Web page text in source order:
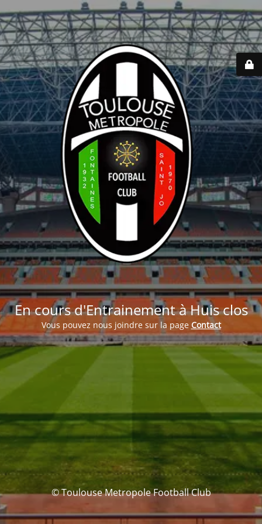
En cours d'Entrainement à Huis clos
Vous pouvez nous joindre sur la page Contact
© Toulouse Metropole Football Club